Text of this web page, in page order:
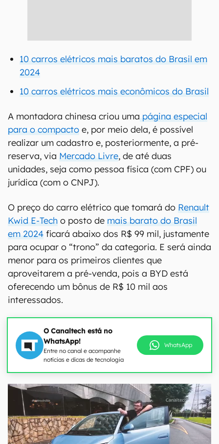
10 carros elétricos mais baratos do Brasil em
2024
10 carros elétricos mais econômicos do Brasil
A montadora chinesa criou uma página especial
para o compacto e, por meio dela, é possível
realizar um cadastro e, posteriormente, a pré-
reserva, via Mercado Livre, de até duas
unidades, seja como pessoa física (com CPF) ou
jurídica (com o CNPJ).
O preço do carro elétrico que tomará do Renault
Kwid E-Tech o posto de mais barato do Brasil
em 2024 ficará abaixo dos R$ 99 mil, justamente
para ocupar o “trono” da categoria. E será ainda
menor para os primeiros clientes que
aproveitarem a pré-venda, pois a BYD está
oferecendo um bônus de R$ 10 mil aos
interessados.
O Canaltech está no
WhatsApp!
Entre no canal e acompanhe
notícias e dicas de tecnologia
WhatsApp